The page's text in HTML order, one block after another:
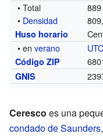
• Total
• Densidad
Huso horario
• enverano
Código ZIP
GNIS
Ceresco es una
condado de Saunders